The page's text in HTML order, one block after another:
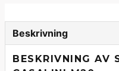
Beskrivning
BESKRIVNING AV